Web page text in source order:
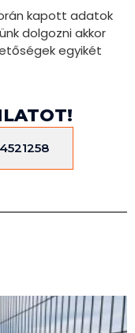
kapott adatok
dolgozni akkor
egyikét